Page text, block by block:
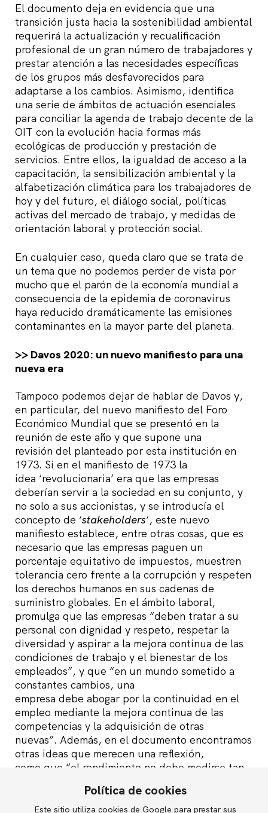
English
El documento deja en evidencia que una
transición justa hacia la sostenibilidad ambiental
requerirá la actualización y recualificación
profesional de un gran número de trabajadores y
prestar atención a las necesidades específicas
de los grupos más desfavorecidos para
adaptarse a los cambios. Asimismo, identifica
una serie de ámbitos de actuación esenciales
para conciliar la agenda de trabajo decente de la
OIT con la evolución hacia formas más
ecológicas de producción y prestación de
servicios. Entre ellos, la igualdad de acceso a la
capacitación, la sensibilización ambiental y la
alfabetización climática para los trabajadores de
hoy y del futuro, el diálogo social, políticas
activas del mercado de trabajo, y medidas de
orientación laboral y protección social.
En cualquier caso, queda claro que se trata de
un tema que no podemos perder de vista por
mucho que el parón de la economía mundial a
consecuencia de la epidemia de coronavirus
haya reducido dramáticamente las emisiones
contaminantes en la mayor parte del planeta.
>> Davos 2020: un nuevo manifiesto para una
nueva era
Tampoco podemos dejar de hablar de Davos y,
en particular, del nuevo manifiesto del Foro
Económico Mundial que se presentó en la
reunión de este año y que supone una
revisión del planteado por esta institución en
1973. Si en el manifiesto de 1973 la
idea ‘revolucionaria’ era que las empresas
deberían servir a la sociedad en su conjunto, y
no solo a sus accionistas, y se introducía el
concepto de ‘stakeholders‘, este nuevo
manifiesto establece, entre otras cosas, que es
necesario que las empresas paguen un
porcentaje equitativo de impuestos, muestren
tolerancia cero frente a la corrupción y respeten
los derechos humanos en sus cadenas de
suministro globales. En el ámbito laboral,
promulga que las empresas “deben tratar a su
personal con dignidad y respeto, respetar la
diversidad y aspirar a la mejora continua de las
condiciones de trabajo y el bienestar de los
empleados”, y que “en un mundo sometido a
constantes cambios, una
empresa debe abogar por la continuidad en el
empleo mediante la mejora continua de las
competencias y la adquisición de otras
nuevas”. Además, en el documento encontramos
otras ideas que merecen una reflexión,
como que “el rendimiento no debe medirse tan
también en relación con el cumplimiento de los
objetivos ambientales y sociales” y que “los
Política de cookies
Este sitio utiliza cookies de Google para prestar sus